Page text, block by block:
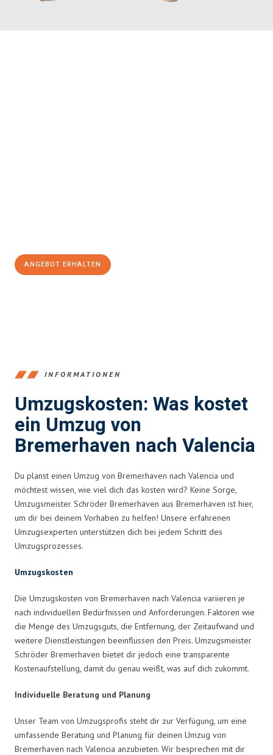
ANGEBOT ERHALTEN
INFORMATIONEN
Umzugskosten: Was kostet
ein Umzug von
Bremerhaven nach Valencia
Du planst einen Umzug von Bremerhaven nach Valencia und
möchtest wissen, wie viel dich das kosten wird? Keine Sorge,
Umzugsmeister Schröder Bremerhaven aus Bremerhaven ist hier,
um dir bei deinem Vorhaben zu helfen! Unsere erfahrenen
Umzugsexperten unterstützen dich bei jedem Schritt des
Umzugsprozesses.
Umzugskosten
Die Umzugskosten von Bremerhaven nach Valencia variieren je
nach individuellen Bedürfnissen und Anforderungen. Faktoren wie
die Menge des Umzugsguts, die Entfernung, der Zeitaufwand und
weitere Dienstleistungen beeinflussen den Preis. Umzugsmeister
Schröder Bremerhaven bietet dir jedoch eine transparente
Kostenaufstellung, damit du genau weißt, was auf dich zukommt.
Individuelle Beratung und Planung
Unser Team von Umzugsprofis steht dir zur Verfügung, um eine
umfassende Beratung und Planung für deinen Umzug von
Bremerhaven nach Valencia anzubieten. Wir besprechen mit dir